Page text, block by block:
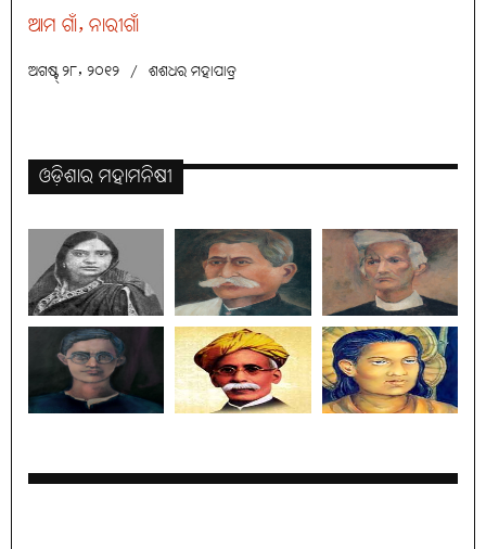
ଆମ ଗାଁ, ନାରୀଗାଁ
ଅଗଷ୍ଟ୍ ୨୮, ୨୦୧୨ / ଶଶଧର ମହାପାତ୍ର
ଓଡ଼ିଶାର ମହାମନିଷୀ